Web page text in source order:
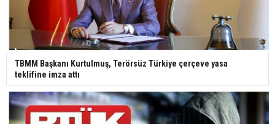
TBMM Başkanı Kurtulmuş, Terörsüz Türkiye çerçeve yasa
teklifine imza attı